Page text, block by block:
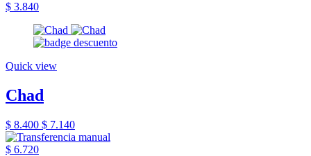
$ 3.840
Quick view
Chad
$ 8.400 $ 7.140
$ 6.720